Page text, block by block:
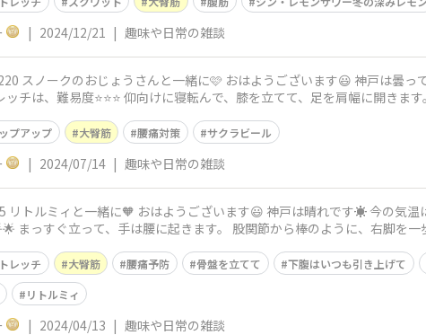
| 2024/12/21 | 趣味や日常の雑談
に🩷 おはようございます😃 神戸は曇っています☁️ 今の気温は26度、予想最高気
プアップ 大臀筋 腰痛対策 サクラビール
| 2024/07/14 | 趣味や日常の雑談
晴れです☀️ 今の気温は16度、予想最高気温は21度です。 今日
付けつま
レッチ 大臀筋 腰痛予防 骨盤を立てて
下腹はいつも引き上げて
リトルミィ
| 2024/04/13 | 趣味や日常の雑談